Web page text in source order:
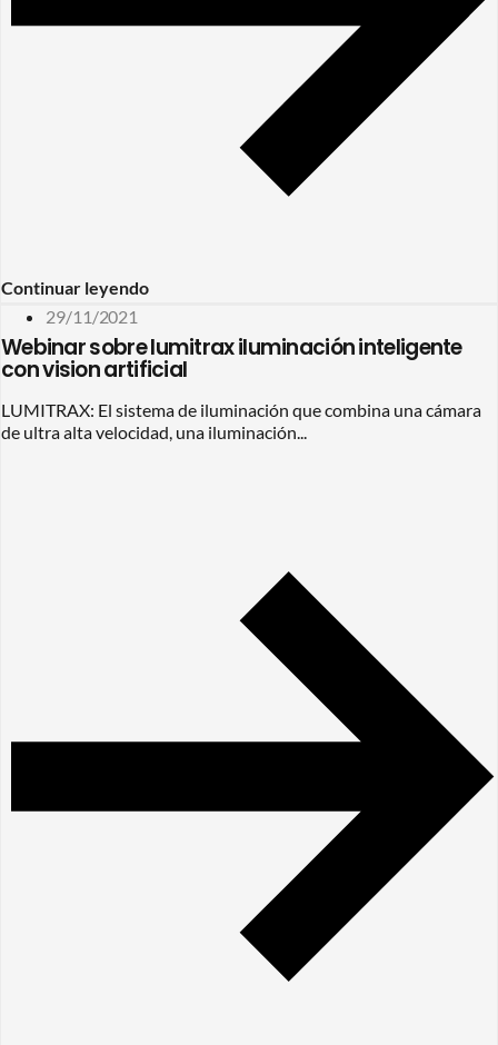
Continuar leyendo
29/11/2021
Webinar sobre lumitrax iluminación inteligente
con vision artificial
LUMITRAX: El sistema de iluminación que combina una cámara
de ultra alta velocidad, una iluminación...